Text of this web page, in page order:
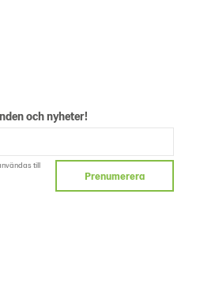
och nyheter!
till
Prenumerera